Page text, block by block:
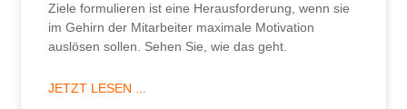
Ziele formulieren ist eine Herausforderung, wenn sie
im Gehirn der Mitarbeiter maximale Motivation
auslösen sollen. Sehen Sie, wie das geht.
JETZT LESEN ...